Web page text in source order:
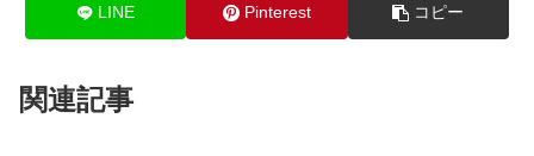
LINE Pinterest コピー
関連記事